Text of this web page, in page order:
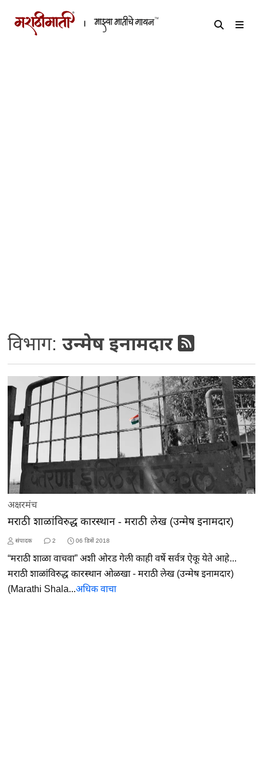
विभाग:उन्मेष इनामदार
अक्षरमंच
मराठी शाळांविरुद्ध कारस्थान - मराठी लेख (उन्मेष इनामदार)
संपादक 2 06 डिसें 2018
“मराठी शाळा वाचवा” अशी ओरड गेली काही वर्षे सर्वत्र ऐकू येते आहे...
मराठी शाळांविरुद्ध कारस्थान ओळखा - मराठी लेख (उन्मेष इनामदार)
(Marathi Shala...अधिक वाचा